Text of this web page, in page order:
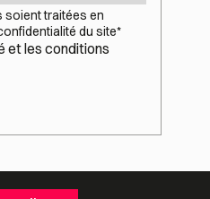
soient traitées en
du site*
et les conditions